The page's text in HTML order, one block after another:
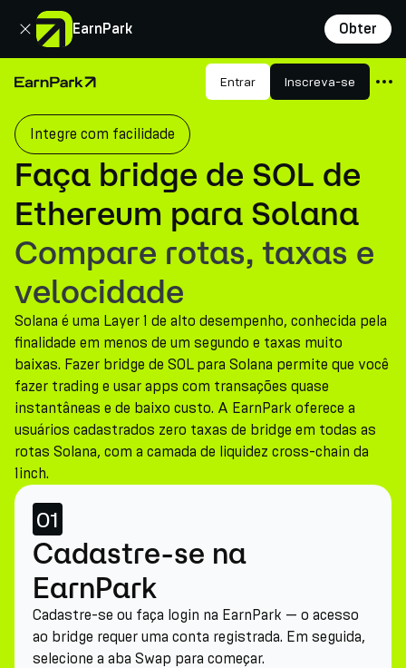
EarnPark Obter
Fechar
Página Inicial Entrar Inscreva-se
Produtos
Mercados
Calculadoras
PARK Token
Recursos
Empresa
Integre com facilidade
Faça bridge de SOL de
Ethereum para Solana
Compare rotas, taxas e
velocidade
Solana é uma Layer 1 de alto desempenho, conhecida pela
finalidade em menos de um segundo e taxas muito
baixas. Fazer bridge de SOL para Solana permite que você
fazer trading e usar apps com transações quase
instantâneas e de baixo custo. A EarnPark oferece a
usuários cadastrados zero taxas de bridge em todas as
rotas Solana, com a camada de liquidez cross-chain da
1inch.
01
Cadastre-se na
EarnPark
Cadastre-se ou faça login na EarnPark — o acesso
ao bridge requer uma conta registrada. Em seguida,
selecione a aba Swap para começar.